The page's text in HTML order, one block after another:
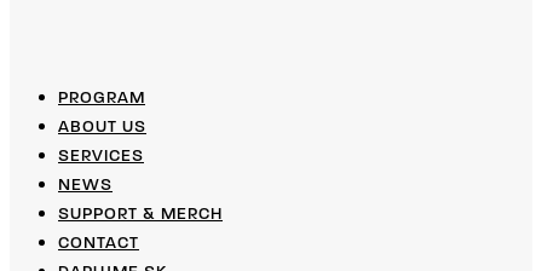
PROGRAM
ABOUT US
SERVICES
NEWS
SUPPORT & MERCH
CONTACT